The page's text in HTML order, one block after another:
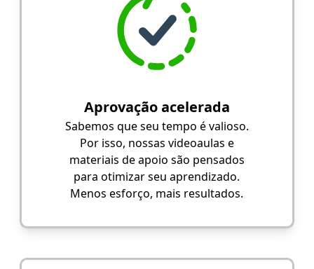
Aprovação acelerada
Sabemos que seu tempo é valioso.
Por isso, nossas videoaulas e
materiais de apoio são pensados
para otimizar seu aprendizado.
Menos esforço, mais resultados.